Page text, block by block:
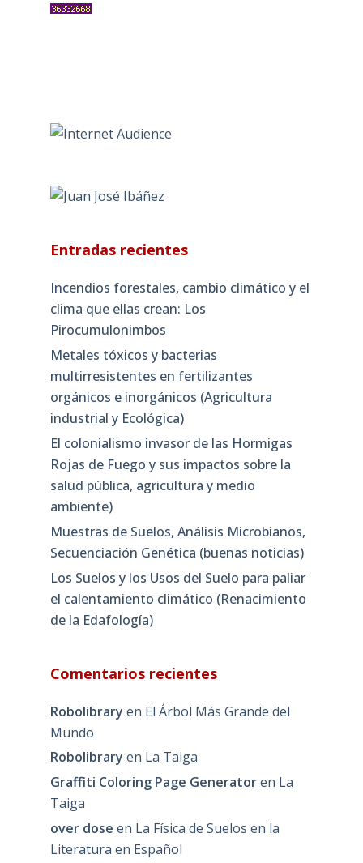
Entradas recientes
Incendios forestales, cambio climático y el
clima que ellas crean: Los
Pirocumulonimbos
Metales tóxicos y bacterias
multirresistentes en fertilizantes
orgánicos e inorgánicos (Agricultura
industrial y Ecológica)
El colonialismo invasor de las Hormigas
Rojas de Fuego y sus impactos sobre la
salud pública, agricultura y medio
ambiente)
Muestras de Suelos, Análisis Microbianos,
Secuenciación Genética (buenas noticias)
Los Suelos y los Usos del Suelo para paliar
el calentamiento climático (Renacimiento
de la Edafología)
Comentarios recientes
Robolibrary en El Árbol Más Grande del
Mundo
Robolibrary en La Taiga
Graffiti Coloring Page Generatoren La
Taiga
over dose en La Física de Suelos en la
Literatura en Español